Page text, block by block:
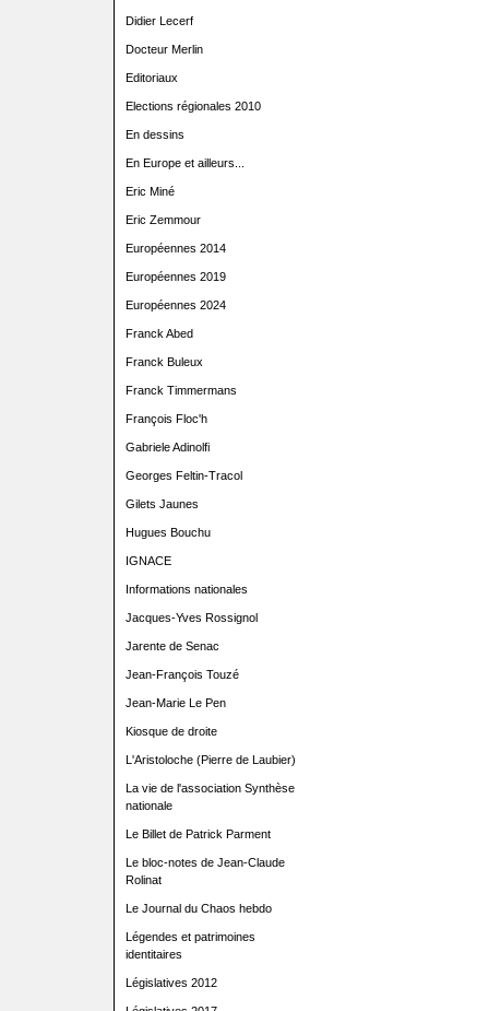
Didier Lecerf
Docteur Merlin
Editoriaux
Elections régionales 2010
En dessins
En Europe et ailleurs...
Eric Miné
Eric Zemmour
Européennes 2014
Européennes 2019
Européennes 2024
Franck Abed
Franck Buleux
Franck Timmermans
François Floc'h
Gabriele Adinolfi
Georges Feltin-Tracol
Gilets Jaunes
Hugues Bouchu
IGNACE
Informations nationales
Jacques-Yves Rossignol
Jarente de Senac
Jean-François Touzé
Jean-Marie Le Pen
Kiosque de droite
L'Aristoloche (Pierre de Laubier)
La vie de l'association Synthèse
nationale
Le Billet de Patrick Parment
Le bloc-notes de Jean-Claude
Rolinat
Le Journal du Chaos hebdo
Légendes et patrimoines
identitaires
Législatives 2012